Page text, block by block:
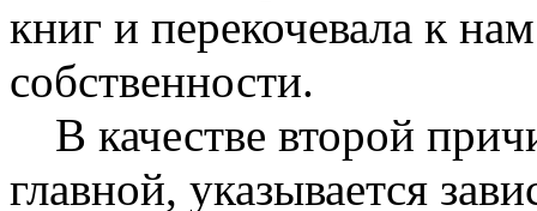
книг и перекочевала к
собственности.
В качестве второй
главной, указывается